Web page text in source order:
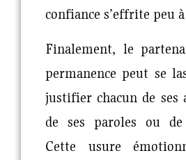
confiance s’effrite peu
Finalement, le
permanence peut se
justifier chacun de ses
de ses paroles ou de
Cette usure